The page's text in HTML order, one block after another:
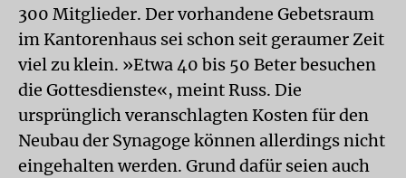
300 Mitglieder. Der vorhandene Gebetsraum
im Kantorenhaus sei schon seit geraumer Zeit
viel zu klein. »Etwa 40 bis 50 Beter besuchen
die Gottesdienste«, meint Russ. Die
ursprünglich veranschlagten Kosten für den
Neubau der Synagoge können allerdings nicht
eingehalten werden. Grund dafür seien auch